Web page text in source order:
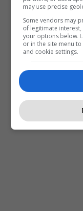
may use precise
Some vendors may
of legitimate
your options below.
or in the site menu
and cookie settings.